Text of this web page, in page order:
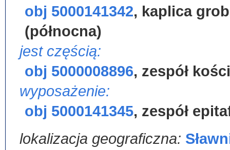
obj 5000141342, kaplica
(północna)
jest częścią:
obj 5000008896, zespół
wyposażenie:
obj 5000141345, zespół
lokalizacja geograficzna: